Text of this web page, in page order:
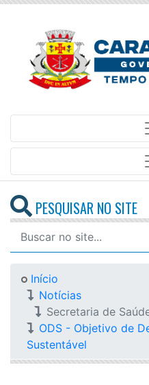
PESQUISAR NO SITE
Início
Notícias
Secretaria de
ODS - Objetivo de
Sustentável